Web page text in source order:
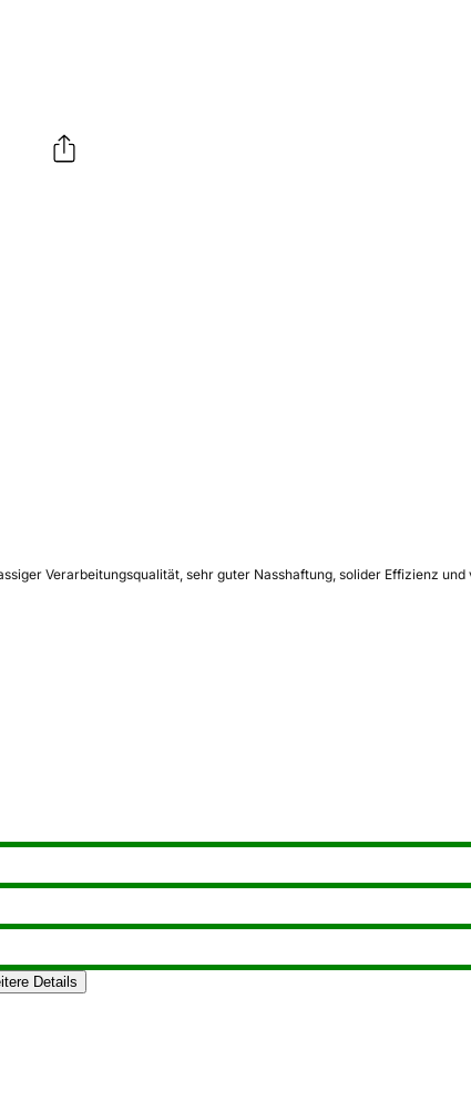
Verarbeitungsqualität, sehr guter Nasshaftung, solider Effizienz
Details